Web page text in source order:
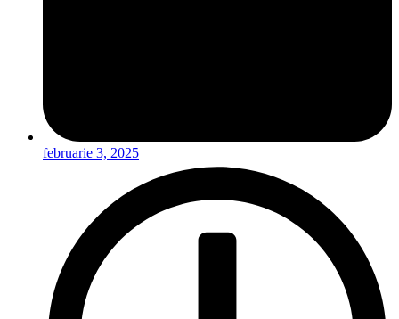
februarie 3, 2025